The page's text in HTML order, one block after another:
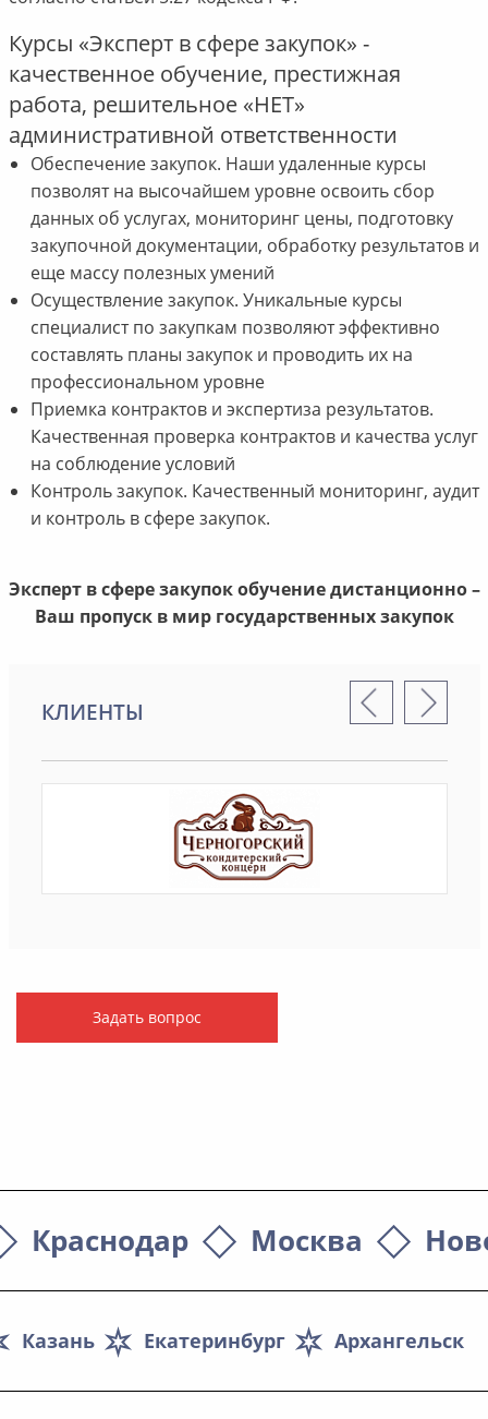
Курсы «Эксперт в сфере закупок» -
качественное обучение, престижная
работа, решительное «НЕТ»
административной ответственности
Обеспечение закупок. Наши удаленные курсы
позволят на высочайшем уровне освоить сбор
данных об услугах, мониторинг цены, подготовку
закупочной документации, обработку результатов и
еще массу полезных умений
Осуществление закупок. Уникальные курсы
специалист по закупкам позволяют эффективно
составлять планы закупок и проводить их на
профессиональном уровне
Приемка контрактов и экспертиза результатов.
Качественная проверка контрактов и качества услуг
на соблюдение условий
Контроль закупок. Качественный мониторинг, аудит
и контроль в сфере закупок.
Эксперт в сфере закупок обучение дистанционно –
Ваш пропуск в мир государственных закупок
КЛИЕНТЫ
Задать вопрос
Краснодар Москва
Архангельск
Екатеринбург
Казань